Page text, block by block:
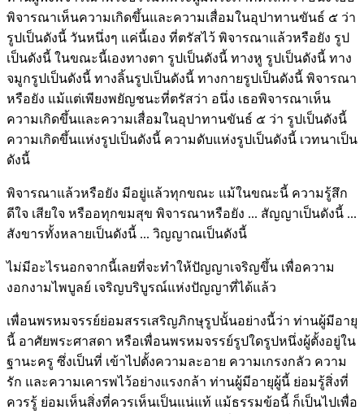
พิจารณาเห็นความเกิดขึ้นและความเสื่อมในอุปาทานขันธ์ ๕ ว่า
รูปเป็นดังนี้ วันหนึ่งๆ แค่นี้เอง ที่ตรัสไว้ พิจารณาแล้วหรือยัง รูป
เป็นดังนี้ ในขณะนี้เองทางตา รูปเป็นดังนี้ ทางหู รูปเป็นดังนี้ ทาง
จมูกรูปเป็นดังนี้ ทางลิ้นรูปเป็นดังนี้ ทางกายรูปเป็นดังนี้ พิจารณา
หรือยัง แม้แต่เพียงพยัญชนะที่ตรัสว่า อนึ่ง เธอพิจารณาเห็น
ความเกิดขึ้นและความเสื่อมในอุปาทานขันธ์ ๕ ว่า รูปเป็นดังนี้
ความเกิดขึ้นแห่งรูปเป็นดังนี้ ความดับแห่งรูปเป็นดังนี้ เวทนาเป็น
ดังนี้
พิจารณาแล้วหรือยัง มีอยู่แล้วทุกขณะ แม้ในขณะนี้ ความรู้สึก
ดีใจ เสียใจ หรืออทุกขมสุข พิจารณาหรือยัง ... สัญญาเป็นดังนี้ ...
สังขารทั้งหลายเป็นดังนี้ ... วิญญาณเป็นดังนี้
ไม่มีอะไรนอกจากนี้เลยที่จะทำให้ปัญญาเจริญขึ้น เพื่อความ
งอกงามไพบูลย์ เจริญบริบูรณ์แห่งปัญญาที่ได้แล้ว
เพื่อนพรหมจรรย์ย่อมสรรเสริญภิกษุรูปนั้นอย่างนี้ว่า ท่านผู้มีอายุ
นี้ อาศัยพระศาสดา หรือเพื่อนพรหมจรรย์รูปใดรูปหนึ่งผู้ตั้งอยู่ใน
ฐานะครู ซึ่งเป็นที่ เข้าไปตั้งความละอาย ความเกรงกลัว ความ
รัก และความเคารพไว้อย่างแรงกล้า ท่านผู้มีอายุผู้นี้ ย่อมรู้สิ่งที่
ควรรู้ ย่อมเห็นสิ่งที่ควรเห็นเป็นแน่แท้ แม้ธรรมข้อนี้ ก็เป็นไปเพื่อ